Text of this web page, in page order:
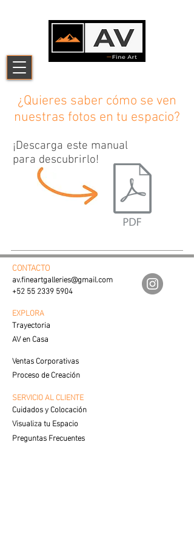
¿Quieres saber cómo se ven
nuestras fotos en tu espacio?
¡Descarga este manual
para descubrirlo!
CONTACTO
av.fineartgalleries@gmail.com
+52 55 2339 5904
EXPLORA
AV en Casa
Ventas Corporativas
Trayectoria
Proceso de Creación
SERVICIO AL CLIENTE
Cuidados y Colocación
Visualiza tu Espacio
Preguntas Frecuentes